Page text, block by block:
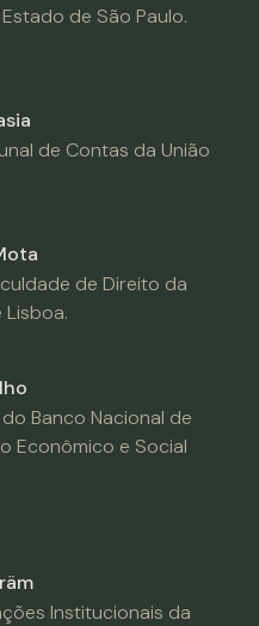
de São Paulo.
de Contas da União
de Direito da
Lisboa.
Banco Nacional de
Econômico e Social
Institucionais da